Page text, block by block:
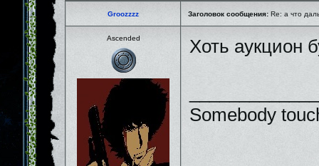
Groozzzz Заголовок сообщения: Re: а что
Ascended Хоть аукцион
Somebody